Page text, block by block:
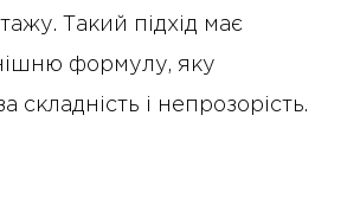
Такий підхід має
формулу, яку
складність і непрозорість.